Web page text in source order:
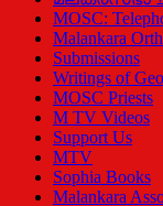
MOSC:
Malankara
Submissions
Writings of
MOSC Priests
M TV Videos
Support Us
MTV
Sophia Books
Malankara